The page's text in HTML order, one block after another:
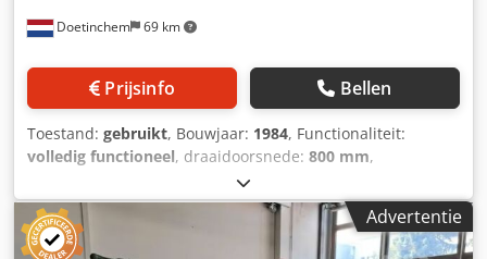
Doetinchem 69 km
Prijsinfo Bellen
Toestand: gebruikt, Bouwjaar: 1984, Functionaliteit:
volledig functioneel, draaidoorsnede: 800 mm,
, draailengte:
draaibank Weisser Heilbronn Senior Dksdpfszb N Npjx Af
Uor Bouwjaar 1984 Middelzware machine 15 kW
aandrijfvermogen Planschijf Lunette Digitale uitlezing
Advertentie